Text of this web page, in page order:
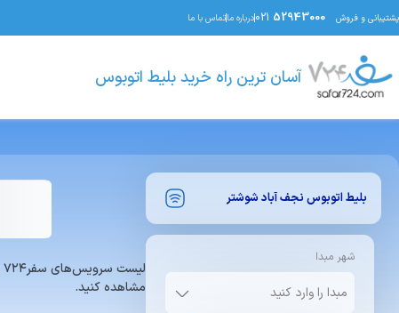
پشتیبانی و فروش 021 52943000 درباره ماتماس با ما
آسان ترین راه خرید بلیط اتوبوس
بلیط اتوبوس نجف آباد شوشتر
شهر مبدا
مشاهده کنید.